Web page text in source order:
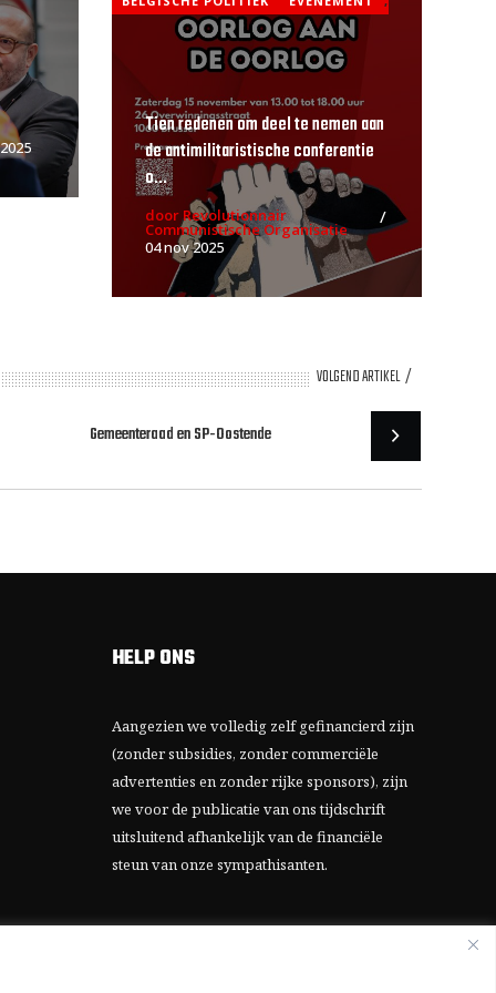
Tien redenen om deel te nemen aan
de antimilitaristische conferentie
o...
door Revolutionnair
Communistische Organisatie
04 nov 2025
VOLGEND ARTIKEL
Gemeenteraad en SP-Oostende
HELP ONS
Aangezien we volledig zelf gefinancierd zijn
(zonder subsidies, zonder commerciële
advertenties en zonder rijke sponsors), zijn
we voor de publicatie van ons tijdschrift
uitsluitend afhankelijk van de financiële
steun van onze sympathisanten.
Bij voorbaat dank voor uw solidariteit.